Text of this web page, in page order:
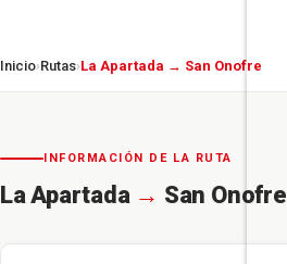
Inicio›Rutas›La Apartada → San Onofre
INFORMACIÓN DE LA RUTA
La Apartada → San Onofre